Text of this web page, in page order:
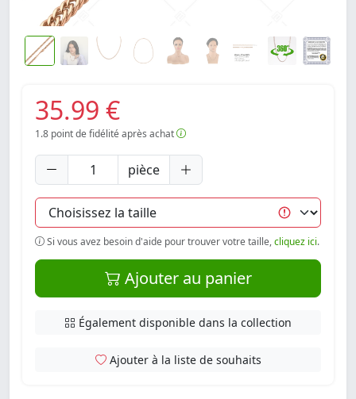
35.99 €
1.8 point de fidélité après achat
pièce
Si vous avez besoin d'aide pour trouver votre taille,cliquez ici.
Ajouter au panier
Également disponible dans la collection
Ajouter à la liste de souhaits